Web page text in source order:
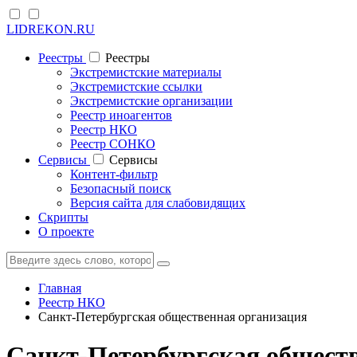
LIDREKON.RU
Реестры
Реестры
Экстремистские материалы
Экстремистские ссылки
Экстремистские организации
Реестр иноагентов
Реестр НКО
Реестр СОНКО
Cервисы
Cервисы
Контент-фильтр
Безопасный поиск
Версия сайта для слабовидящих
Скрипты
О проекте
Главная
Реестр НКО
Санкт-Петербургская общественная организация